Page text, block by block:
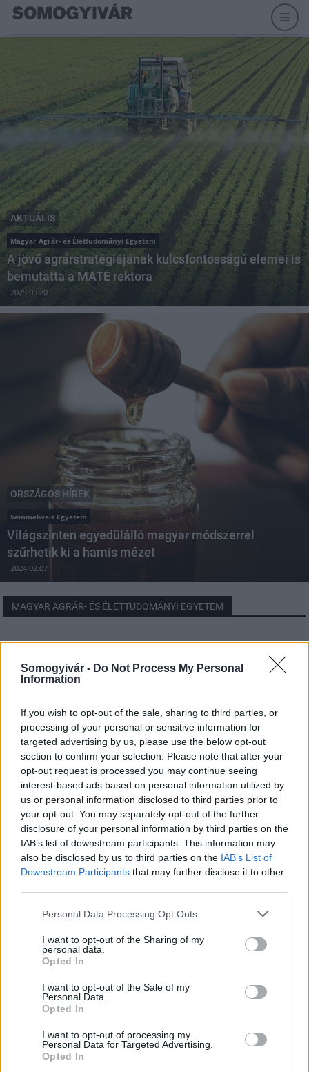
Somogyivár - Do Not Process My Personal
Information
If you wish to opt-out of the sale, sharing to third parties, or
processing of your personal or sensitive information for
targeted advertising by us, please use the below opt-out
section to confirm your selection. Please note that after your
opt-out request is processed you may continue seeing
interest-based ads based on personal information utilized by
us or personal information disclosed to third parties prior to
your opt-out. You may separately opt-out of the further
disclosure of your personal information by third parties on the
IAB’s list of downstream participants. This information may
also be disclosed by us to third parties on the IAB’s List of
Downstream Participants that may further disclose it to other
Please note that this website/app uses one or more Google
not limited to your visit or usage behaviour. You may click to
grant or deny consent to Google and its third-party tags to
use your data for below specified purposes in below Google
consent section.
Personal Data Processing Opt Outs
I want to opt-out of the Sharing of my
personal data.
Opted In
I want to opt-out of the Sale of my
Personal Data.
Opted In
I want to opt-out of processing my
Personal Data for Targeted Advertising.
Opted In
AKTUÁLIS
Magyar Agrár- és Élettudományi Egyetem
A jövő agrárstratégiájának kulcsfontosságú elemei is
bemutatta a MATE rektora
2025.05.20
ORSZÁGOS HÍREK
Semmelweis Egyetem
Világszinten egyedülálló magyar módszerrel
szűrhetik ki a hamis mézet
2024.02.07
MAGYAR AGRÁR- ÉS ÉLETTUDOMÁNYI EGYETEM
HÍRLEVÉL
Név
E-mail cím
Feliratkozom a hírlevélre és elfogadom azadatvédelmi
szabályzatot!
FELIRATKOZÁS
Országos hírek hőség Duna
Megérkezett az eső a Duna
Aktuális
Hőség és vízhiány - itatók feltöltésével